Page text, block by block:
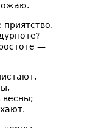
—
весны;